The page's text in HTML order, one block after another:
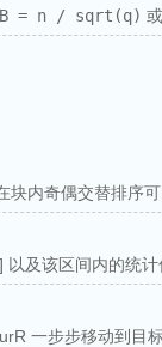
B = n / sqrt(q)
内奇偶交替排序可
及该区间内的统计
一步步移动到目